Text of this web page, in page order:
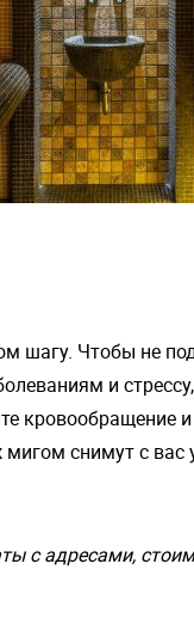
шагу. Чтобы не
и
кровообращение
снимут с вас
с адресами,